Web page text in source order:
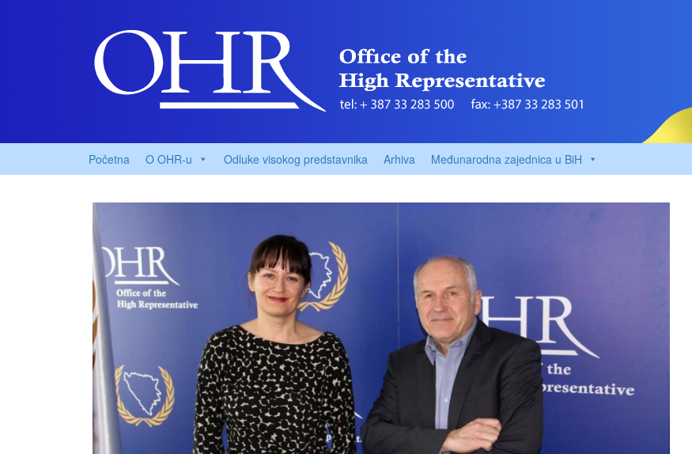
Početna O OHR-u Odluke visokog predstavnika Arhiva Međunarodna zajednica u BiH